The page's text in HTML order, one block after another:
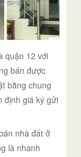
quận 12 với
bán được
bằng chung
định giá ký gửi
nhà đất ở
là nhanh